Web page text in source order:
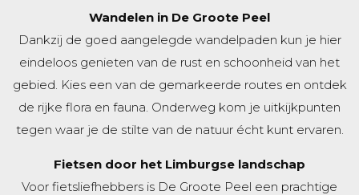
Wandelen in De Groote Peel
Dankzij de goed aangelegde wandelpaden kun je hier
eindeloos genieten van de rust en schoonheid van het
gebied. Kies een van de gemarkeerde routes en ontdek
de rijke flora en fauna. Onderweg kom je uitkijkpunten
tegen waar je de stilte van de natuur écht kunt ervaren.
Fietsen door het Limburgse landschap
Voor fietsliefhebbers is De Groote Peel een prachtige